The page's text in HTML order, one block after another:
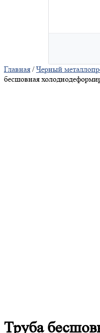
Главная /Черный
бесшовная
Труба